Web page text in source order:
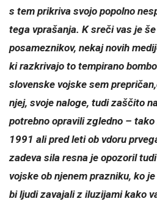
s tem prikriva svojo popolno
tega vprašanja. K sreči vas je
posameznikov, nekaj novih
ki razkrivajo to tempirano
slovenske vojske sem
njej, svoje naloge, tudi zaščito
potrebno opravili zgledno –
1991 ali pred leti ob vdoru
zadeva sila resna je opozoril
vojske ob njenem prazniku, ko
bi ljudi zavajali z iluzijami kako